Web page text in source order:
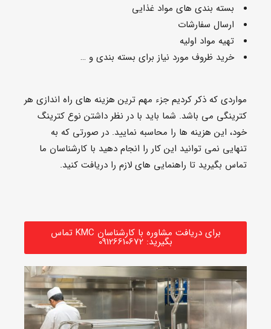
بسته بندی های مواد غذایی
ارسال سفارشات
تهیه مواد اولیه
خرید ظروف مورد نیاز برای بسته بندی و …
مواردی که ذکر کردیم جزء مهم ترین هزینه های راه اندازی هر
کترینگی می باشد. شما باید با در نظر داشتن نوع کترینگ
خود، این هزینه ها را محاسبه نمایید. در صورتی که به
تنهایی نمی توانید این کار را انجام دهید با کارشناسان ما
تماس بگیرید تا راهنمایی های لازم را دریافت کنید.
برای دریافت مشاوره با کارشناسان KMC تماس
بگیرید: 09126610672